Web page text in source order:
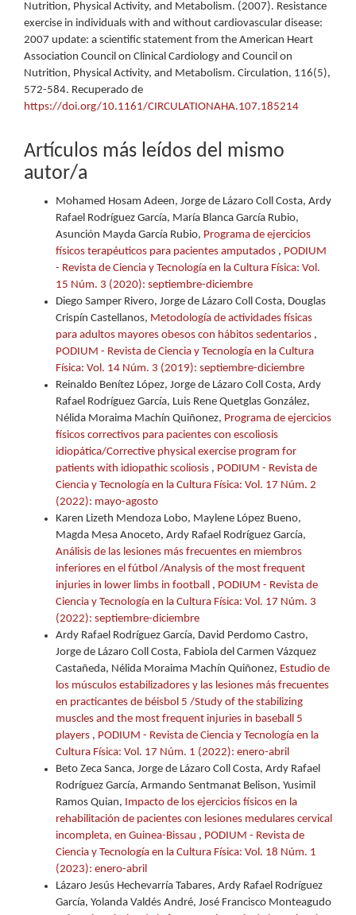
Nutrition, Physical Activity, and Metabolism. (2007). Resistance
exercise in individuals with and without cardiovascular disease:
2007 update: a scientific statement from the American Heart
Association Council on Clinical Cardiology and Council on
Nutrition, Physical Activity, and Metabolism. Circulation, 116(5),
572-584. Recuperado de
https://doi.org/10.1161/CIRCULATIONAHA.107.185214
Artículos más leídos del mismo
autor/a
Mohamed Hosam Adeen, Jorge de Lázaro Coll Costa, Ardy
Rafael Rodríguez García, María Blanca García Rubio,
Asunción Mayda García Rubio, Programa de ejercicios
físicos terapéuticos para pacientes amputados , PODIUM
- Revista de Ciencia y Tecnología en la Cultura Física: Vol.
15 Núm. 3 (2020): septiembre-diciembre
Diego Samper Rivero, Jorge de Lázaro Coll Costa, Douglas
Crispín Castellanos, Metodología de actividades físicas
para adultos mayores obesos con hábitos sedentarios ,
PODIUM - Revista de Ciencia y Tecnología en la Cultura
Física: Vol. 14 Núm. 3 (2019): septiembre-diciembre
Reinaldo Benítez López, Jorge de Lázaro Coll Costa, Ardy
Rafael Rodríguez García, Luis Rene Quetglas González,
Nélida Moraima Machín Quiñonez, Programa de ejercicios
físicos correctivos para pacientes con escoliosis
idiopática/Corrective physical exercise program for
patients with idiopathic scoliosis , PODIUM - Revista de
Ciencia y Tecnología en la Cultura Física: Vol. 17 Núm. 2
(2022): mayo-agosto
Karen Lizeth Mendoza Lobo, Maylene López Bueno,
Magda Mesa Anoceto, Ardy Rafael Rodríguez García,
Análisis de las lesiones más frecuentes en miembros
inferiores en el fútbol /Analysis of the most frequent
injuries in lower limbs in football , PODIUM - Revista de
Ciencia y Tecnología en la Cultura Física: Vol. 17 Núm. 3
(2022): septiembre-diciembre
Ardy Rafael Rodríguez García, David Perdomo Castro,
Jorge de Lázaro Coll Costa, Fabiola del Carmen Vázquez
Castañeda, Nélida Moraima Machín Quiñonez, Estudio de
los músculos estabilizadores y las lesiones más frecuentes
en practicantes de béisbol 5 /Study of the stabilizing
muscles and the most frequent injuries in baseball 5
players , PODIUM - Revista de Ciencia y Tecnología en la
Cultura Física: Vol. 17 Núm. 1 (2022): enero-abril
Beto Zeca Sanca, Jorge de Lázaro Coll Costa, Ardy Rafael
Rodríguez García, Armando Sentmanat Belison, Yusimil
Ramos Quian, Impacto de los ejercicios físicos en la
rehabilitación de pacientes con lesiones medulares cervical
incompleta, en Guinea-Bissau , PODIUM - Revista de
Ciencia y Tecnología en la Cultura Física: Vol. 18 Núm. 1
(2023): enero-abril
Lázaro Jesús Hechevarría Tabares, Ardy Rafael Rodríguez
García, Yolanda Valdés André, José Francisco Monteagudo